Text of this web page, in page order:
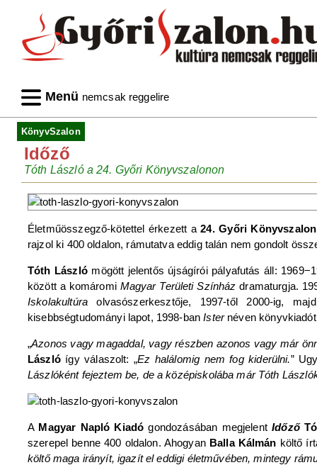
Menü nemcsak reggelire
KönyvSzalon
Időző
Tóth László a 24. Győri Könyvszalonon
Életműösszegző-kötettel érkezett a24. Győri
rajzol ki 400 oldalon, rámutatva eddig talán nem gondolt
Tóth László mögött jelentős újságírói pályafutás áll:
között a komáromi Magyar Területi Színház dramaturgja.
Iskolakultúraolvasószerkesztője, 1997-től 2000-ig,
kisebbségtudományi lapot, 1998-banIster néven
„Azonos vagy magaddal, vagy részben azonos vagy már
Lászlóígy válaszolt: „Ez halálomig nem fog kiderülni.”
Lászlóként fejeztem be, de a középiskolába már Tóth
A Magyar Napló Kiadógondozásában megjelentIdőző
szerepel benne 400 oldalon. Ahogyan Balla Kálmán költő
költő maga irányít, igazít el eddigi életművében, mintegy